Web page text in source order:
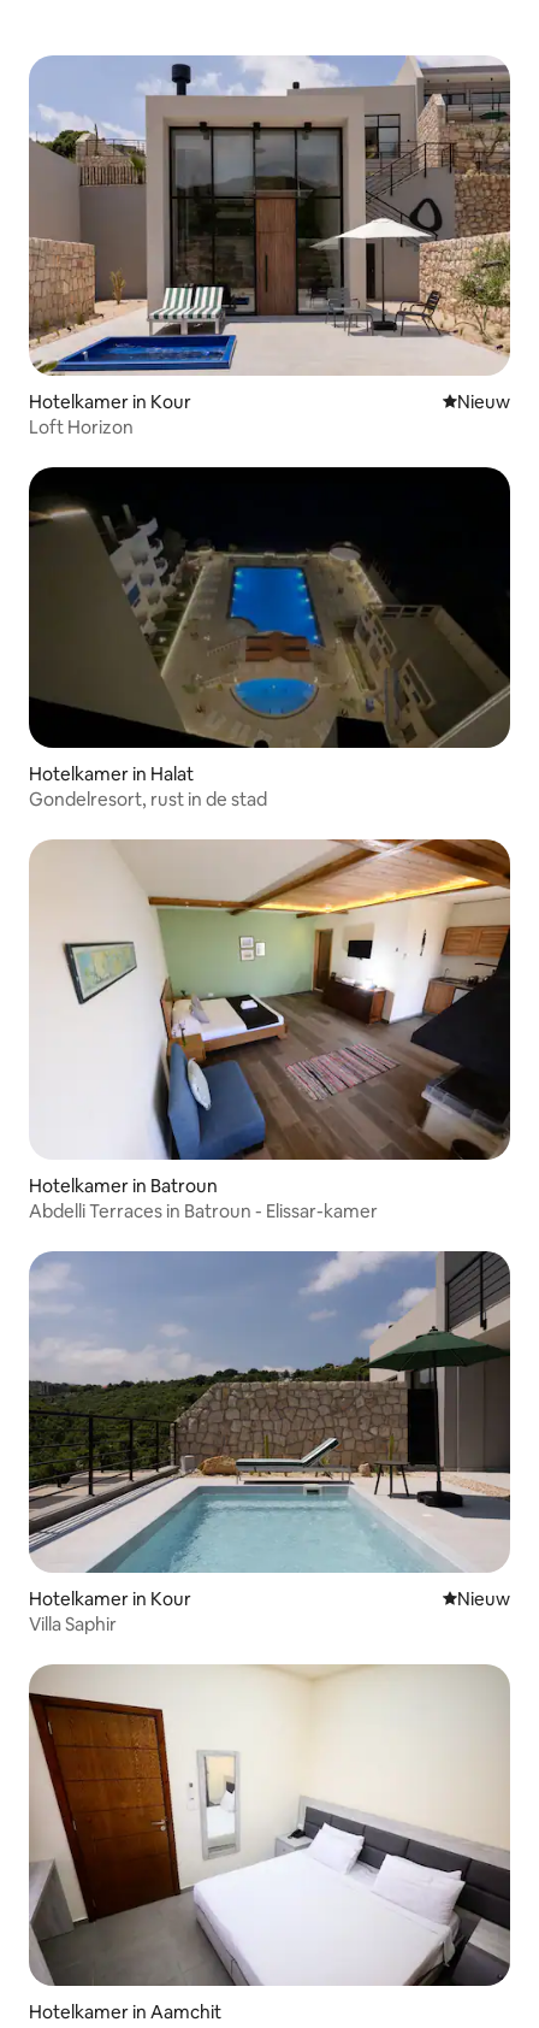
Hotelkamer in Kour Nieuwe
Nieuw
Loft Horizon
Hotelkamer in Halat
Gondelresort, rust in de stad
Hotelkamer in Batroun
Abdelli Terraces in Batroun - Elissar-kamer
Hotelkamer in Kour Nieuwe
Nieuw
Villa Saphir
Hotelkamer in Aamchit